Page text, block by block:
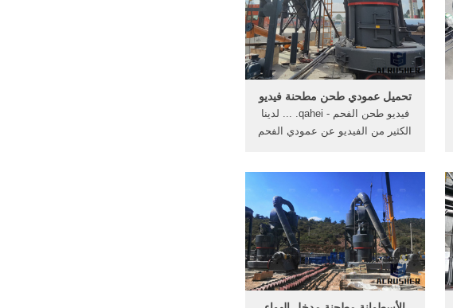
...
تحميل عمودي طحن مطحنة فيديو
فيديو طحن الفحم - qahei. ... لدينا
الكثير من الفيديو عن عمودي الفحم
مندراسه جدوى معليك غير
تختارمنتديات ... تحميل وسائل
الاعلام تحميل طحن مطحنة ...